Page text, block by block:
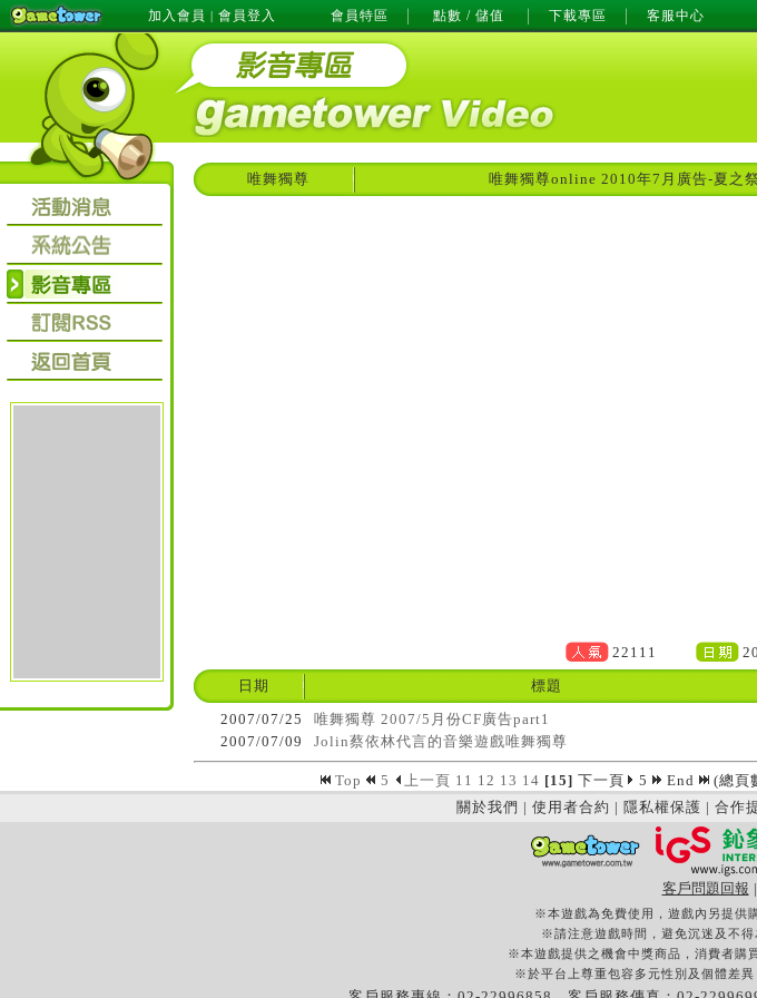
加入會員 | 會員登入 會員特區 點數 / 儲值 下載專區 客服中心
唯舞獨尊 唯舞獨尊online 2010年7月廣告-夏之
22111
日期
標題
2007/07/25
唯舞獨尊 2007/5月份CF廣告part1
2007/07/09
Jolin蔡依林代言的音樂遊戲唯舞獨尊
Top 5 上一頁 11 12 13 14 [15] 下一頁 5 End
(總頁
關於我們 | 使用者合約 | 隱私權保護 | 合作
客戶問題回報 |
※本遊戲為免費使用，遊戲內另提供
※請注意遊戲時間，避免沉迷及不得
※本遊戲提供之機會中獎商品，消費者購
※於平台上尊重包容多元性別及個體差異